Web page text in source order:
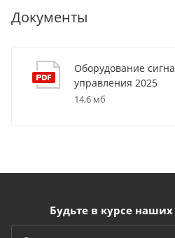
Документы
Оборудование
управления 2025
14,6 мб
Будьте в курсе